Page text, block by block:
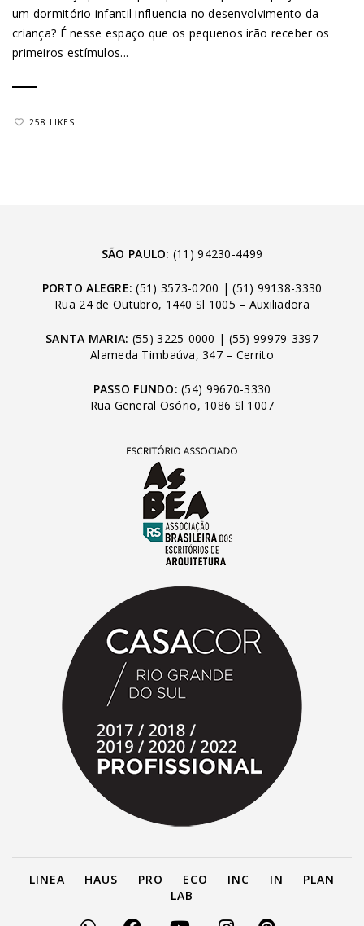
um dormitório infantil influencia no desenvolvimento da
criança? É nesse espaço que os pequenos irão receber os
primeiros estímulos...
258 LIKES
SÃO PAULO: (11) 94230-4499
PORTO ALEGRE: (51) 3573-0200 |(51) 99138-3330
Rua 24 de Outubro, 1440 Sl 1005 – Auxiliadora
SANTA MARIA: (55) 3225-0000 | (55) 99979-3397
Alameda Timbaúva, 347 – Cerrito
PASSO FUNDO: (54) 99670-3330
Rua General Osório, 1086 Sl 1007
LINEA HAUS PRO ECO INC IN
PLAN
LAB